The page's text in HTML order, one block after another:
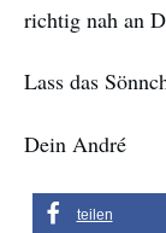
richtig nah an
Lass das
Dein André
teilen